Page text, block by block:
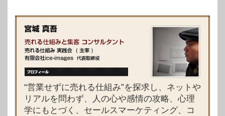
“営業せずに売れる仕組み”を探求し、ネットや
リアルを問わず、人の心や感情の攻略、心理
学にもとづく、セールスマーケティング、コ